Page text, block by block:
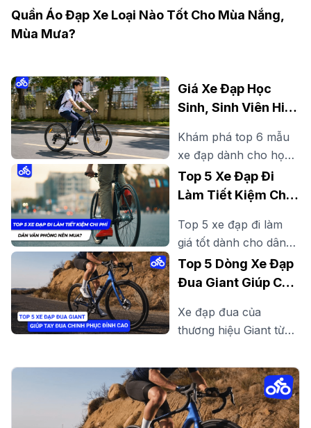
Quần Áo Đạp Xe Loại Nào Tốt Cho Mùa Nắng,
Mùa Mưa?
Giá Xe Đạp Học
Sinh, Sinh Viên Hiện
Ý Mẫu Đáng Mua
Khám phá top 6 mẫu
xe đạp dành cho học
sinh, sinh viên đẹp,
bền, dễ đi, phù hợp đi
rèn luyện sức khỏe
mỗi ngày.
Top 5 Xe Đạp Đi
Làm Tiết Kiệm Chi
Nên Mua?
Top 5 xe đạp đi làm
giá tốt dành cho dân
văn phòng. Tìm hiểu
ngay các mẫu xe đạp
thiết kế hiện đại, phù
hợp di chuyển hàng
Top 5 Dòng Xe Đạp
Đua Giant Giúp Các
Phục Đỉnh Cao
Xe đạp đua của
thương hiệu Giant từ
rơ đánh giá cao, bởi
cấu hình khủng cùng
chi phí hợp lý với túi
tiền của người Việt.